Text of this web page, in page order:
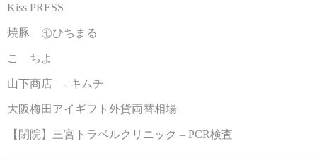
Kiss PRESS
焼豚 ㊆ひちまる
こゝちよ
山下商店 - キムチ
大阪梅田アイギフト外貨両替相場
【閉院】三宮トラベルクリニック – PCR検査